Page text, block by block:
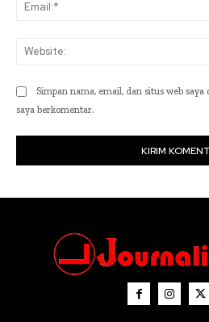
Simpan nama, email, dan situs web
saya berkomentar.